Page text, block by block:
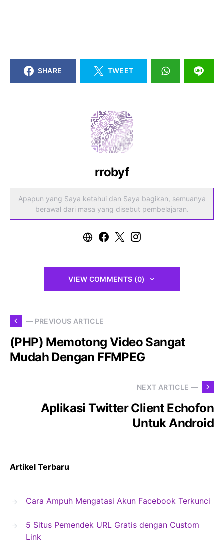
SHARE TWEET
rrobyf
Apapun yang Saya ketahui dan Saya bagikan, semuanya
berawal dari masa yang disebut pembelajaran.
VIEW COMMENTS (0)
— PREVIOUS ARTICLE
(PHP) Memotong Video Sangat
Mudah Dengan FFMPEG
NEXT ARTICLE —
Aplikasi Twitter Client Echofon
Untuk Android
Artikel Terbaru
Cara Ampuh Mengatasi Akun Facebook Terkunci
5 Situs Pemendek URL Gratis dengan Custom
Link